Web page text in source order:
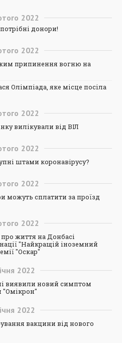
2022
донори!
2022
припинення вогню на
Олімпіада, яке місце посіла
2022
вилікували від ВІЛ
2022
штами коронавірусу?
2022
можуть сплатити за проїзд
2022
про життя на Донбасі
"Найкращій іноземний
"Оскар"
2022
виявили новий симптом
"Омікрон"
2022
вакцини від нового